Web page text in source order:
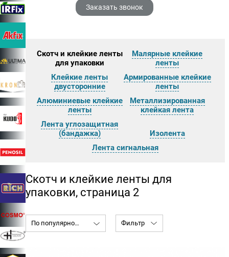
Заказать звонок
Скотч и клейкие ленты
для упаковки
Малярные клейкие
ленты
Клейкие ленты
двусторонние
Армированные клейкие
ленты
Алюминиевые клейкие
ленты
Металлизированная
клейкая лента
Лента углозащитная
(бандажка)
Изолента
Лента сигнальная
Скотч и клейкие ленты для
упаковки, страница 2
По популярности Фильтр